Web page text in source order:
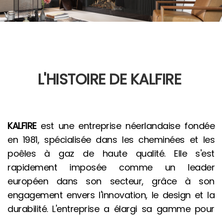
L'HISTOIRE DE KALFIRE
KALFIRE est une entreprise néerlandaise fondée
en 1981, spécialisée dans les cheminées et les
poêles à gaz de haute qualité. Elle s'est
rapidement imposée comme un leader
européen dans son secteur, grâce à son
engagement envers l'innovation, le design et la
durabilité. L'entreprise a élargi sa gamme pour